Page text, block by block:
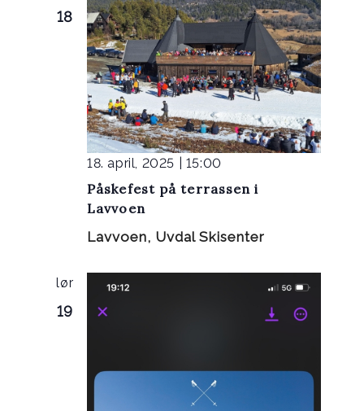
18
Påskefest på terrassen i
Lavvoen
18. april, 2025 | 15:00
Lavvoen, Uvdal Skisenter
lør
19